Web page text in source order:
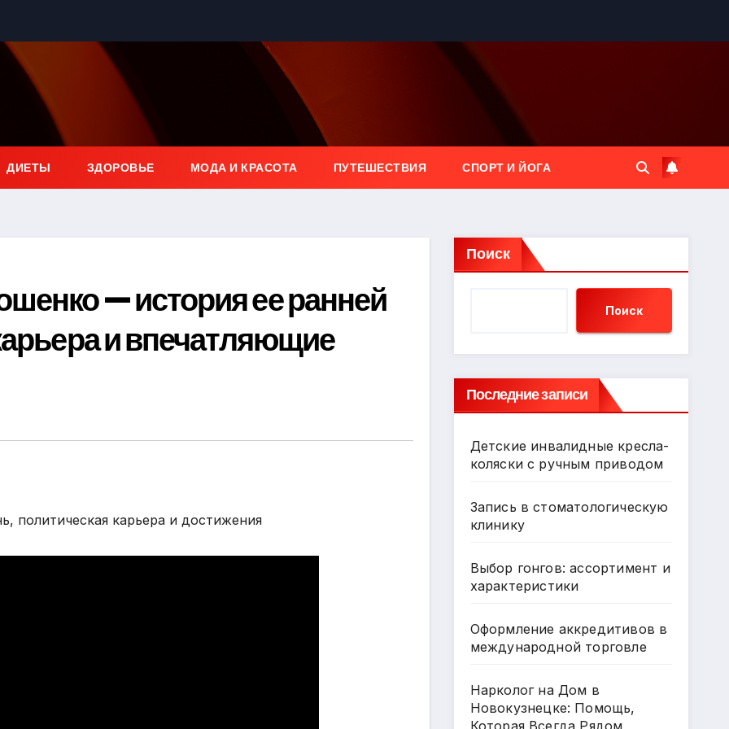
ДИЕТЫ ЗДОРОВЬЕ МОДА И КРАСОТА ПУТЕШЕСТВИЯ СПОРТ И ЙОГА
— история ее ранней
и впечатляющие
Поиск
Поиск
Последние записи
Детские инвалидные кресла-
коляски с ручным приводом
Запись в стоматологическую
клинику
Выбор гонгов: ассортимент и
характеристики
Оформление аккредитивов в
международной торговле
Нарколог на Дом в
Новокузнецке: Помощь,
Которая Всегда Рядом